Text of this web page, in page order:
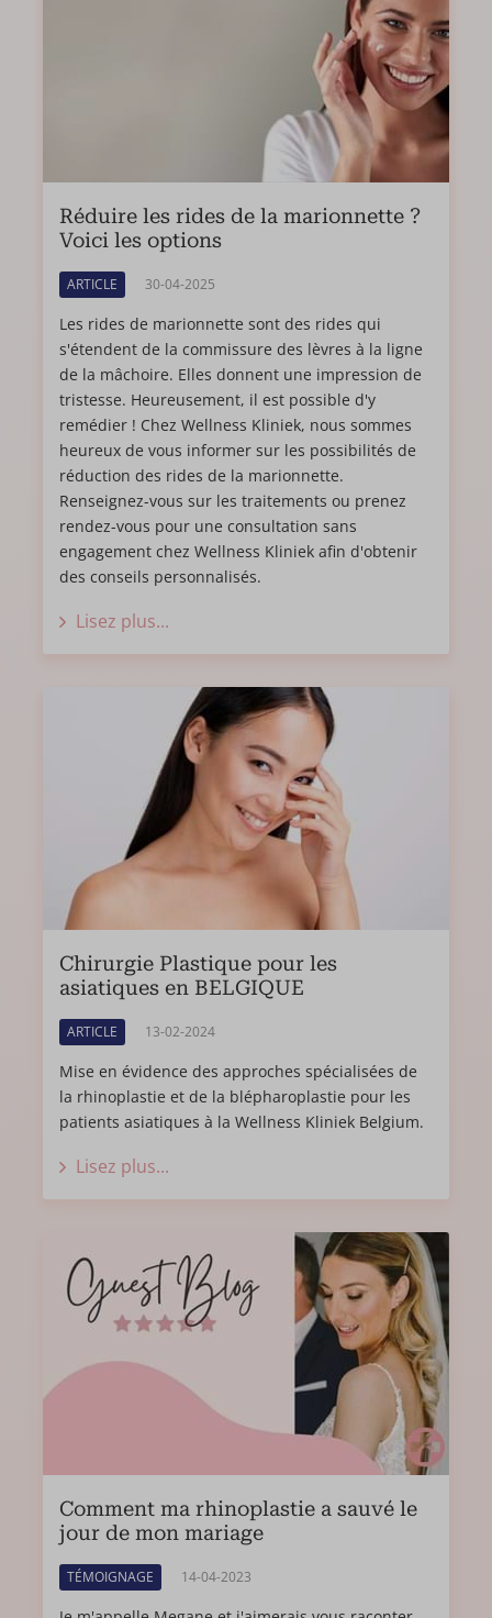
Réduire les rides de la marionnette ?
Voici les options
ARTICLE 30-04-2025
Les rides de marionnette sont des rides qui
s'étendent de la commissure des lèvres à la ligne
de la mâchoire. Elles donnent une impression de
tristesse. Heureusement, il est possible d'y
remédier ! Chez Wellness Kliniek, nous sommes
heureux de vous informer sur les possibilités de
réduction des rides de la marionnette.
Renseignez-vous sur les traitements ou prenez
rendez-vous pour une consultation sans
engagement chez Wellness Kliniek afin d'obtenir
des conseils personnalisés.
Lisez plus...
Chirurgie Plastique pour les
asiatiques en BELGIQUE
ARTICLE 13-02-2024
Mise en évidence des approches spécialisées de
la rhinoplastie et de la blépharoplastie pour les
patients asiatiques à la Wellness Kliniek Belgium.
Lisez plus...
Comment ma rhinoplastie a sauvé le
jour de mon mariage
TÉMOIGNAGE 14-04-2023